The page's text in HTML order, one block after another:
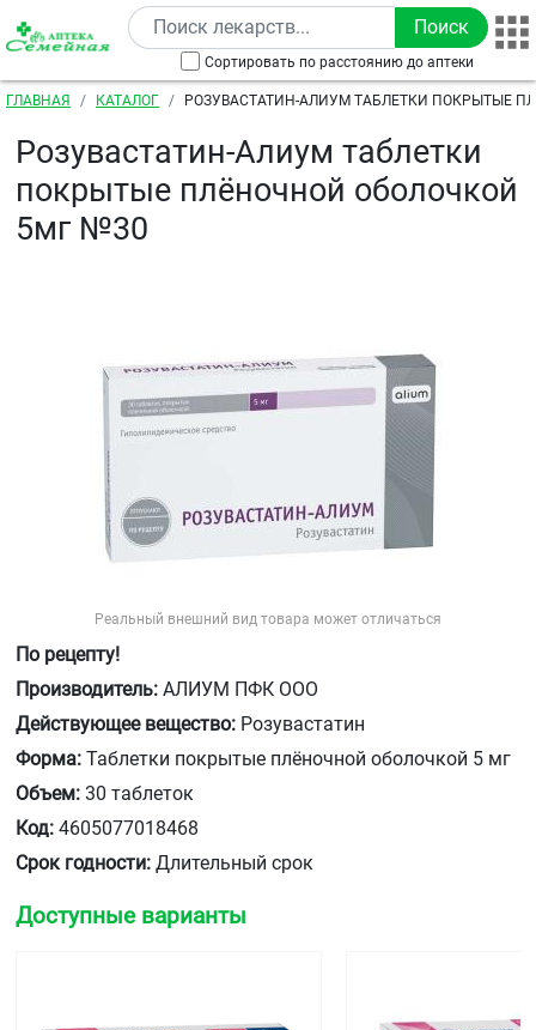
Перейти к основному содержанию
Сортировать по расстоянию до аптеки
Строка навигации
ГЛАВНАЯ КАТАЛОГ
РОЗУВАСТАТИН-АЛИУМ ТАБЛЕТКИ ПОКРЫТЫЕ
Розувастатин-Алиум таблетки
покрытые плёночной оболочкой
5мг №30
Реальный внешний вид товара может отличаться
По рецепту!
Производитель: АЛИУМ ПФК ООО
Действующее вещество: Розувастатин
Форма: Таблетки покрытые плёночной оболочкой 5 мг
Объем: 30 таблеток
Код: 4605077018468
Срок годности: Длительный срок
Доступные варианты